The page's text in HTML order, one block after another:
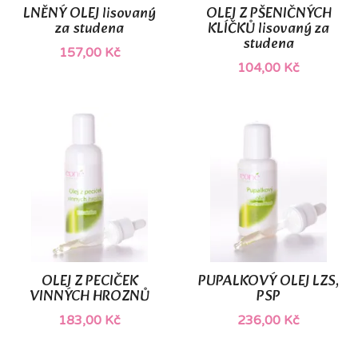
LNĚNÝ OLEJ lisovaný
za studena
157,00 Kč
OLEJ Z PŠENIČNÝCH
KLÍČKŮ lisovaný za
studena
104,00 Kč
OLEJ Z PECIČEK
VINNÝCH HROZNŮ
183,00 Kč
PUPALKOVÝ OLEJ LZS,
PSP
236,00 Kč